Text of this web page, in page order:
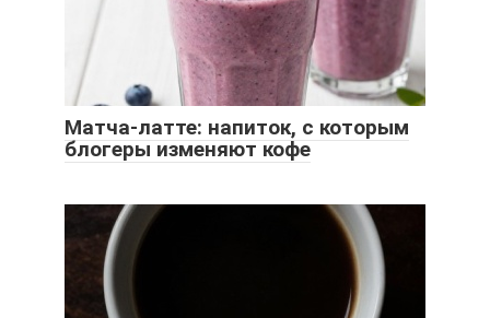
Матча-латте: напиток, с которым
блогеры изменяют кофе